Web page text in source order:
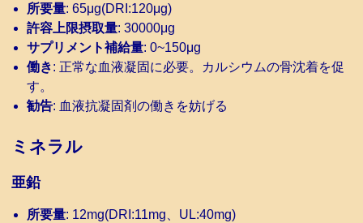
所要量: 65μg(DRI:120μg)
許容上限摂取量: 30000μg
サプリメント補給量: 0~150μg
働き: 正常な血液凝固に必要。カルシウムの骨沈着を促
す。
勧告: 血液抗凝固剤の働きを妨げる
ミネラル
亜鉛
所要量: 12mg(DRI:11mg、UL:40mg)